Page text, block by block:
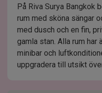
På Riva Surya Bangkok
rum med sköna sängar
med dusch och en fin,
gamla stan. Alla rum har
minibar och
uppgradera till utsikt